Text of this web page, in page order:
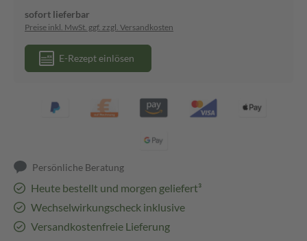
sofort lieferbar
Preise inkl. MwSt. ggf. zzgl. Versandkosten
E-Rezept einlösen
Persönliche Beratung
Heute bestellt und morgen geliefert³
Wechselwirkungscheck inklusive
Versandkostenfreie Lieferung